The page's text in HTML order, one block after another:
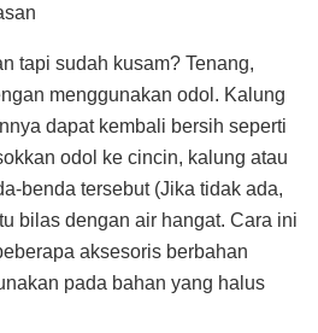
tapi sudah kusam? Tenang,
menggunakan odol. Kalung
dapat kembali bersih seperti
odol ke cincin, kalung atau
benda tersebut (Jika tidak ada,
bilas dengan air hangat. Cara ini
aksesoris berbahan
pada bahan yang halus